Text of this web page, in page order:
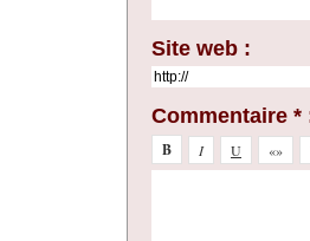
Site web :
Commentaire *